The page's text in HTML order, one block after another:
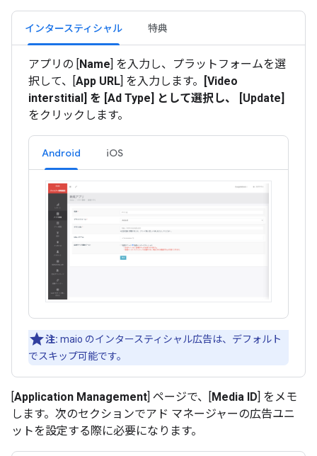
インタースティシャル 特典
アプリの [Name] を入力し、プラットフォームを選
択して、[App URL] を入力します。 [Video
interstitial] を [Ad Type] として選択し、 [Update]
をクリックします。
Android iOS
注: maio のインタースティシャル広告は、デフォルト
でスキップ可能です。
[Application Management] ページで、[Media ID] をメモ
します。次のセクションでアド マネージャーの広告ユニ
ットを設定する際に必要になります。